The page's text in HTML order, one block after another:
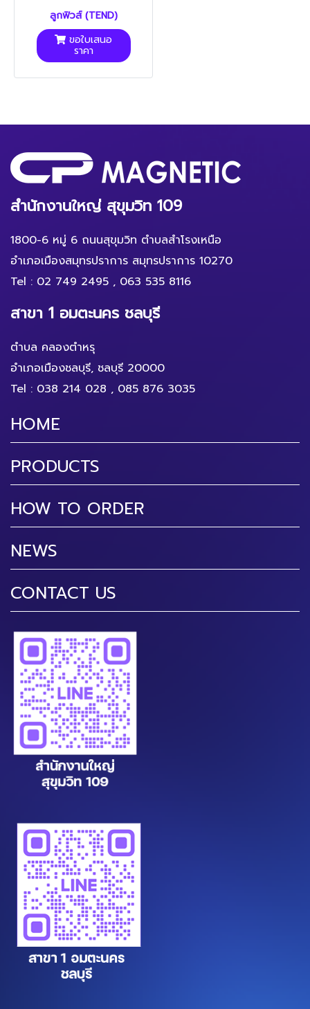
ลูกฟิวส์ (TEND)
ขอใบเสนอ
ราคา
สำนักงานใหญ่ สุขุมวิท 109
1800-6 หมู่ 6 ถนนสุขุมวิท ตำบลสำโรงเหนือ
อำเภอเมืองสมุทรปราการ สมุทรปราการ 10270
Tel : 02 749 2495 , 063 535 8116
สาขา 1 อมตะนคร ชลบุรี
ตำบล คลองตำหรุ
อำเภอเมืองชลบุรี, ชลบุรี 20000
Tel : 038 214 028 , 085 876 3035
HOME
PRODUCTS
HOW TO ORDER
NEWS
CONTACT US